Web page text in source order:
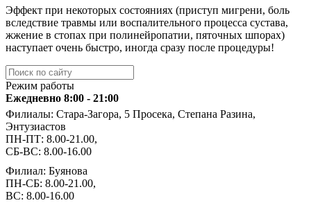
Эффект при некоторых состояниях (приступ мигрени, боль
вследствие травмы или воспалительного процесса сустава,
жжение в стопах при полинейропатии, пяточных шпорах)
наступает очень быстро, иногда сразу после процедуры!
Режим работы
Ежедневно 8:00 - 21:00
Филиалы: Стара-Загора, 5 Просека, Степана Разина,
Энтузиастов
ПН-ПТ: 8.00-21.00,
СБ-ВС: 8.00-16.00
Филиал: Буянова
ПН-СБ: 8.00-21.00,
ВС: 8.00-16.00